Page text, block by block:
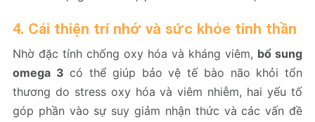
4. Cải thiện trí nhớ và sức khỏe tinh thần
Nhờ đặc tính chống oxy hóa và kháng viêm, bổ sung
omega 3 có thể giúp bảo vệ tế bào não khỏi tổn
thương do stress oxy hóa và viêm nhiễm, hai yếu tố
góp phần vào sự suy giảm nhận thức và các vấn đề